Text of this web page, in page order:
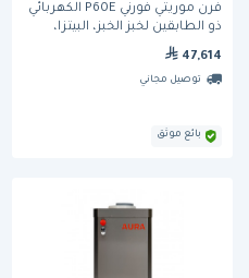
فرن موريتّي فورني P60E الكهربائي
ذو الطابقين لخبز الخبز، البيتزا،
والمعجنات على الطاولة
47,614
توصيل مجاني
بائع موثق